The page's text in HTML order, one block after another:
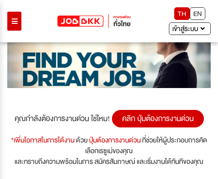
TH
EN
เข้าสู่ระบบ
คุณกำลังต้องการงานด่วน ใช่ไหม! คลิก ปุ่มต้องการงานด่วน
*เพิ่มโอกาสในการได้งานด้วยปุ่มต้องการงานด่วนที่ช่วยให้ผู้ประกอบการคัด
เลือกเรซูเม่ของคุณ
และทราบถึงความพร้อมในการ สมัครสัมภาษณ์ และเริ่มงานได้ทันทีของคุณ